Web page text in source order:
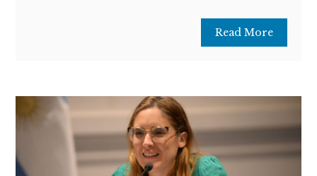
Read More